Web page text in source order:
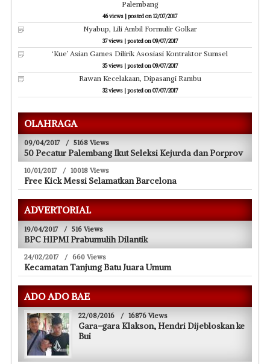
Palembang
46 views |posted on 12/07/2017
Nyabup, Lili Ambil Formulir Golkar
37 views|posted on 09/07/2017
‘Kue’ Asian Games Dilirik Asosiasi Kontraktor Sumsel
35 views|posted on 09/07/2017
Rawan Kecelakaan, Dipasangi Rambu
32 views|posted on 07/07/2017
OLAHRAGA
09/04/2017 / 5168 Views
50 Pecatur Palembang Ikut Seleksi Kejurda dan Porprov
10/01/2017 / 10018 Views
Free Kick Messi Selamatkan Barcelona
ADVERTORIAL
19/04/2017 / 516 Views
BPC HIPMI Prabumulih Dilantik
24/02/2017 / 660 Views
Kecamatan Tanjung Batu Juara Umum
ADO ADO BAE
22/08/2016 / 16876 Views
Gara-gara Klakson, Hendri Dijebloskan ke
Bui